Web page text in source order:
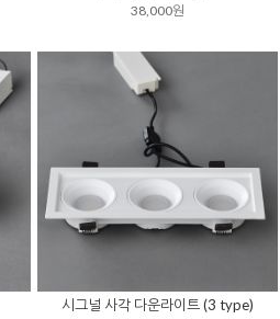
38,000원
시그널 사각 다운라이트 (3 type)